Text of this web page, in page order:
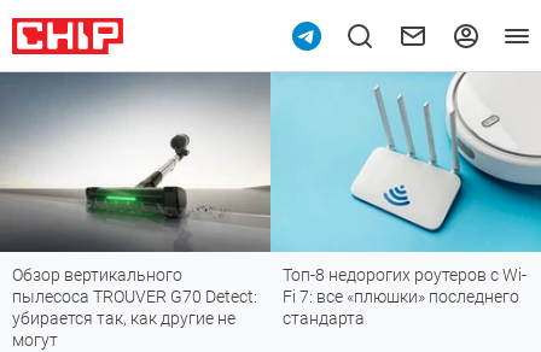
Обзор вертикального
пылесоса TROUVER G70 Detect:
убирается так, как другие не
могут
Топ-8 недорогих роутеров с Wi-
Fi 7: все «плюшки» последнего
стандарта